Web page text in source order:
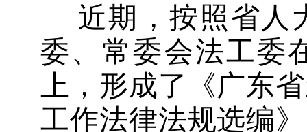
近期，按照省人
委、常委会法工委
上 ， 形成了
《广东
工作法律法规选编》